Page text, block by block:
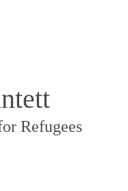
Refugees